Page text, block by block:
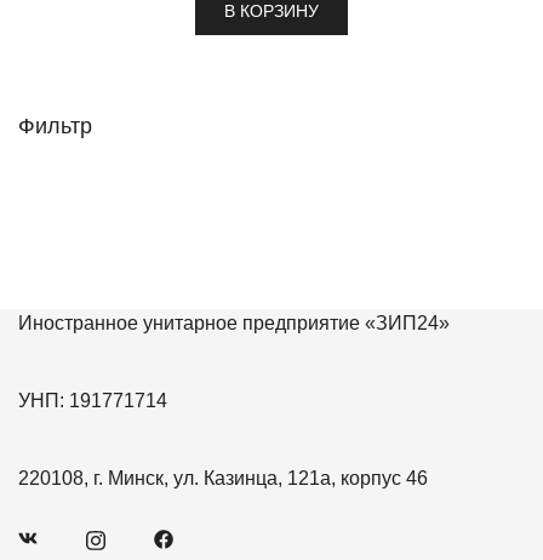
В КОРЗИНУ
Фильтр
Иностранное унитарное предприятие «ЗИП24»
УНП: 191771714
220108, г. Минск, ул. Казинца, 121а, корпус 46